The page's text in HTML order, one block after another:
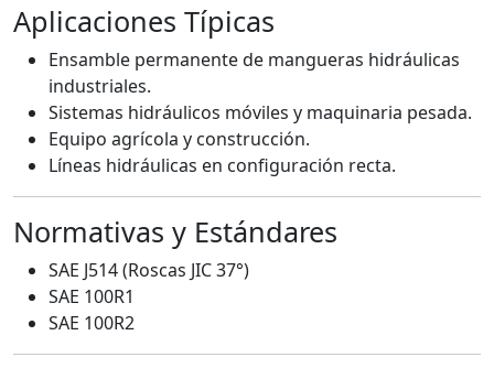
Aplicaciones Típicas
Ensamble permanente de mangueras hidráulicas
industriales.
Sistemas hidráulicos móviles y maquinaria pesada.
Equipo agrícola y construcción.
Líneas hidráulicas en configuración recta.
Normativas y Estándares
SAE J514 (Roscas JIC 37°)
SAE 100R1
SAE 100R2